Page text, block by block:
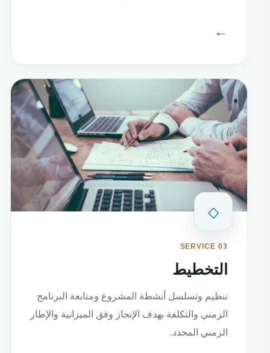
←
◇
SERVICE 03
التخطيط
تنظيم وتسلسل أنشطة المشروع ومتابعة البرنامج
الزمني والتكلفة بهدف الإنجاز وفق الميزانية والإطار
الزمني المحدد.